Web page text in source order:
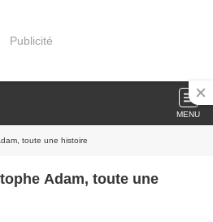
Publicité
MENU
toute une histoire
Adam, toute une